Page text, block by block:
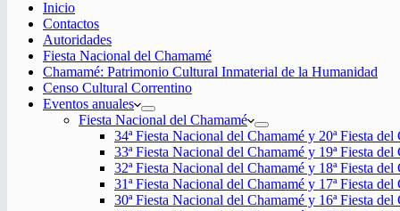
Inicio
Contactos
Autoridades
Fiesta Nacional del Chamamé
Chamamé: Patrimonio Cultural Inmaterial de la Humanidad
Censo Cultural Correntino
Eventos anuales
Fiesta Nacional del Chamamé
34ª Fiesta Nacional del Chamamé y 20ª Fiesta
33ª Fiesta Nacional del Chamamé y 19ª Fiesta
32ª Fiesta Nacional del Chamamé y 18ª Fiesta
31ª Fiesta Nacional del Chamamé y 17ª Fiesta
30ª Fiesta Nacional del Chamamé y 16ª Fiesta